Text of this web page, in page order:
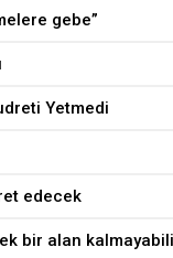
gebe”
Yetmedi
edecek
bir alan